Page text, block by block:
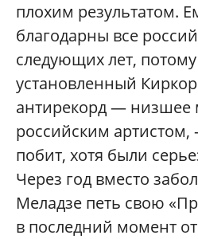
плохим результатом.
благодарны все
следующих лет,
установленный
антирекорд — низшее
российским
побит, хотя были
Через год вместо
Меладзе петь свою
в последний момент